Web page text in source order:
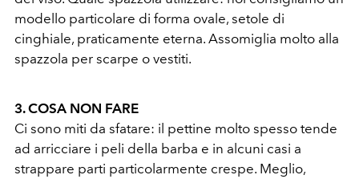
modello particolare di forma ovale, setole di
cinghiale, praticamente eterna. Assomiglia molto alla
spazzola per scarpe o vestiti.
3. COSA NON FARE
Ci sono miti da sfatare: il pettine molto spesso tende
ad arricciare i peli della barba e in alcuni casi a
strappare parti particolarmente crespe. Meglio,